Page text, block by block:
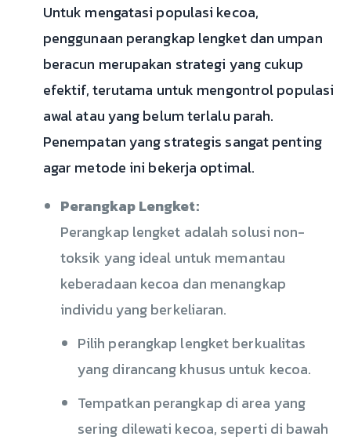
Untuk mengatasi populasi kecoa,
penggunaan perangkap lengket dan umpan
beracun merupakan strategi yang cukup
efektif, terutama untuk mengontrol populasi
awal atau yang belum terlalu parah.
Penempatan yang strategis sangat penting
agar metode ini bekerja optimal.
Perangkap Lengket:
Perangkap lengket adalah solusi non-
toksik yang ideal untuk memantau
keberadaan kecoa dan menangkap
individu yang berkeliaran.
Pilih perangkap lengket berkualitas
yang dirancang khusus untuk kecoa.
Tempatkan perangkap di area yang
sering dilewati kecoa, seperti di bawah